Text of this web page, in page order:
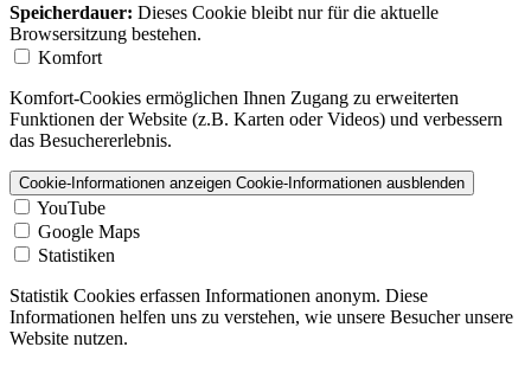
Speicherdauer: Dieses Cookie bleibt nur für die aktuelle
Browsersitzung bestehen.
Komfort
Komfort-Cookies ermöglichen Ihnen Zugang zu erweiterten
Funktionen der Website (z.B. Karten oder Videos) und verbessern
das Besuchererlebnis.
Cookie-Informationen anzeigen Cookie-Informationen ausblenden
YouTube
Google Maps
Statistiken
Statistik Cookies erfassen Informationen anonym. Diese
Informationen helfen uns zu verstehen, wie unsere Besucher unsere
Website nutzen.